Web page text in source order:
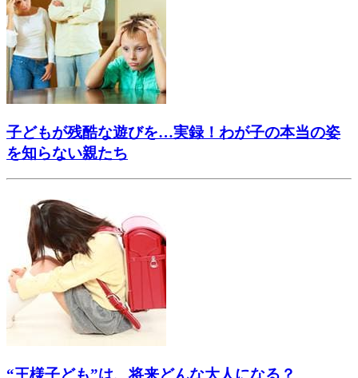
子どもが残酷な遊びを…実録！わが子の本当の姿
を知らない親たち
“王様子ども”は、将来どんな大人になる？